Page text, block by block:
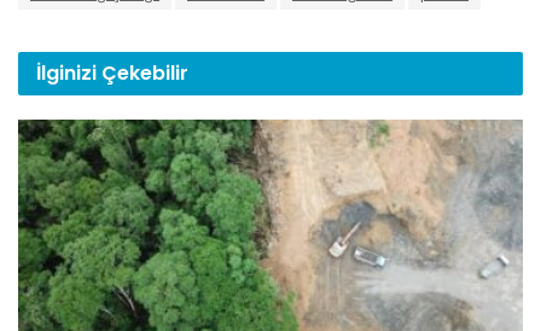
İlginizi Çekebilir